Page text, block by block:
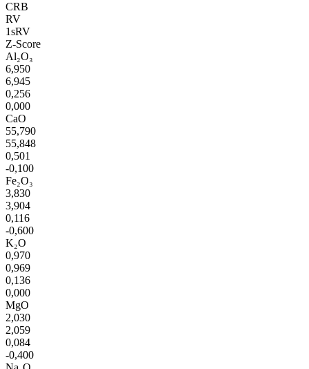
CRB
RV
1sRV
Z-Score
Al₂O₃
6,950
6,945
0,256
0,000
CaO
55,790
55,848
0,501
-0,100
Fe₂O₃
3,830
3,904
0,116
-0,600
K₂O
0,970
0,969
0,136
0,000
MgO
2,030
2,059
0,084
-0,400